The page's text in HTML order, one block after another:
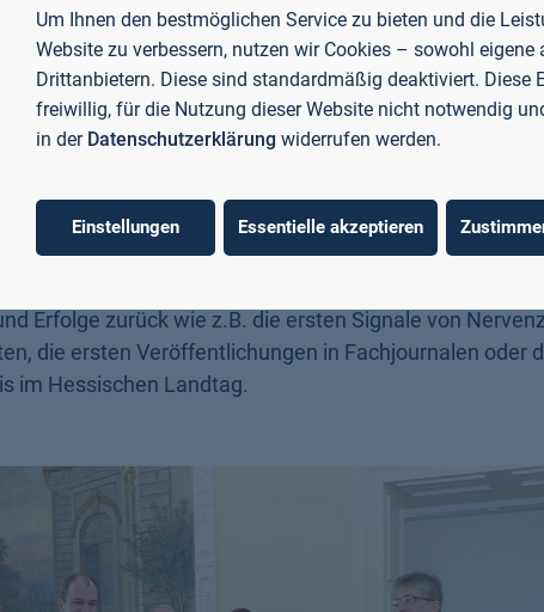
zurück denkst?
meines Lebens an der (Fach-)Hochschule
Kollegen, Mitarbeitern, Professoren — um mich
die überwältigende Überraschungsfeier im Hock-Saal
Jungfern-Fahrt” über den Campus. Ich denke aber
Erfolge zurück wie z.B. die ersten Signale von
die ersten Veröffentlichungen in Fachjournalen oder
im Hessischen Landtag.
Um Ihnen den bestmöglichen Service zu bieten und die
Website zu verbessern, nutzen wir Cookies – sowohl eigene
Drittanbietern. Diese sind standardmäßig deaktiviert. Diese
freiwillig, für die Nutzung dieser Website nicht notwendig
in der Datenschutzerklärung widerrufen werden.
Einstellungen Essentielle akzeptieren